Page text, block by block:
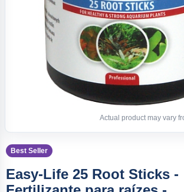
Actual product may vary
Best Seller
Easy-Life 25 Root Sticks -